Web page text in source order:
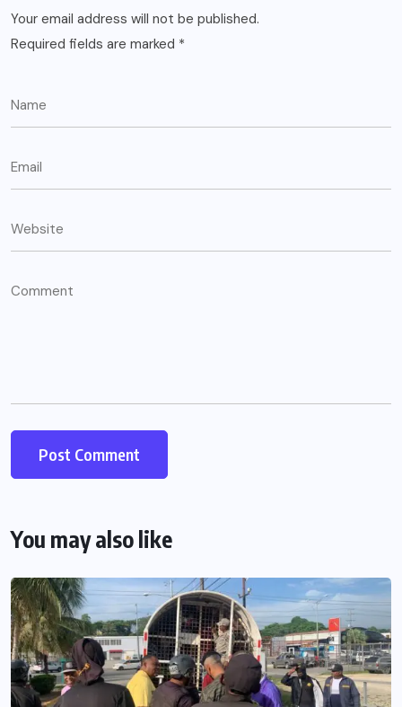
Your email address will not be published.
Required fields are marked *
You may also like